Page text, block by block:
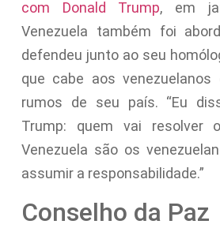
com Donald Trump, em
Venezuela também foi
defendeu junto ao seu
que cabe aos venezuelanos
rumos de seu país. “Eu
Trump: quem vai resolver
Venezuela são os
assumir a responsabilidade.”
Conselho da Paz